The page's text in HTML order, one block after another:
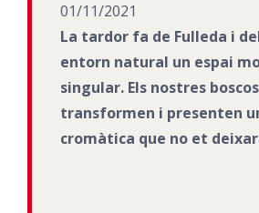
01/11/2021
La tardor fa de Fulleda i
entorn natural un espai
singular. Els nostres
transformen i presenten
cromàtica que no et